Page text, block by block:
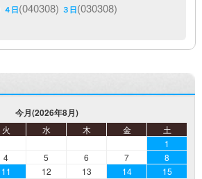
４日(040308) ３日(030308)
今月(2026年8月)
火 水 木 金
土
1
4 5 6 7 8
11 12 13 14
15